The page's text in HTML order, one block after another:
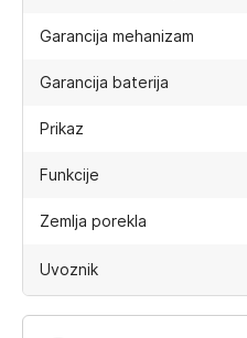
Garancija mehanizam
Garancija baterija
Prikaz
Funkcije
Zemlja porekla
Uvoznik